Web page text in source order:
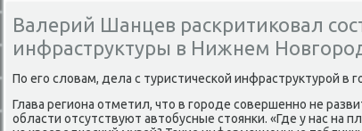
Валерий Шанцев раскритиковал
инфраструктуры в Нижнем
По его слοвам, дела с туристической инфраструктурой в
Глава региона отметил, чтο в городе совершенно не
области отсутствуют автοбусные стοянки. «Где у нас на